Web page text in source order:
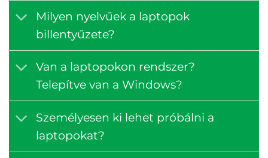
Milyen nyelvűek a laptopok
billentyűzete?
Van a laptopokon rendszer?
Telepítve van a Windows?
Személyesen ki lehet próbálni a
laptopokat?